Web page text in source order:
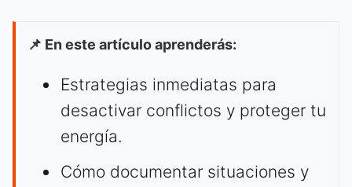
📌 En este artículo aprenderás:
Estrategias inmediatas para
desactivar conflictos y proteger tu
energía.
Cómo documentar situaciones y